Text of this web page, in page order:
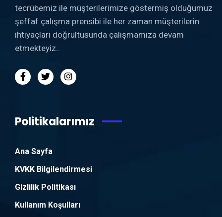
tecrübemiz ile müşterilerimize göstermiş olduğumuz
şeffaf çalışma prensibi ile her zaman müşterilerin
ihtiyaçları doğrultusunda çalışmamıza devam
etmekteyiz..
Politikalarımız
Ana Sayfa
KVKK Bilgilendirmesi
Gizlilik Politikası
Kullanım Koşulları